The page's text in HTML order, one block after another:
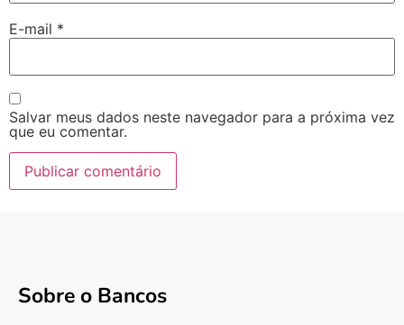
E-mail *
Salvar meus dados neste navegador para a próxima vez
que eu comentar.
Sobre o Bancos